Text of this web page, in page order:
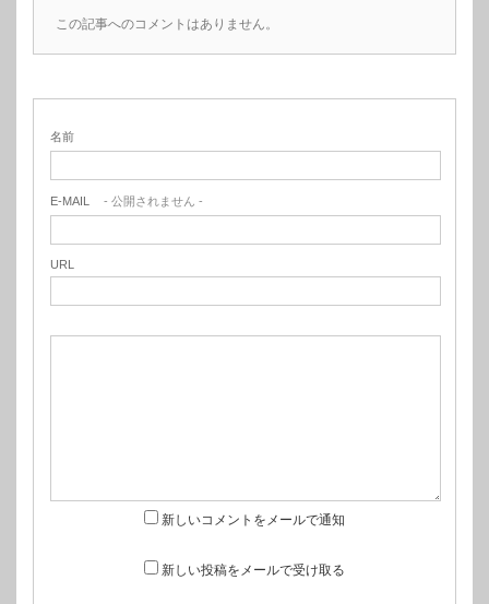
この記事へのコメントはありません。
名前
E-MAIL - 公開されません -
URL
新しいコメントをメールで通知
新しい投稿をメールで受け取る